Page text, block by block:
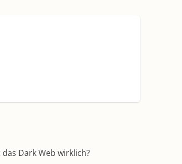
Dark Web wirklich?